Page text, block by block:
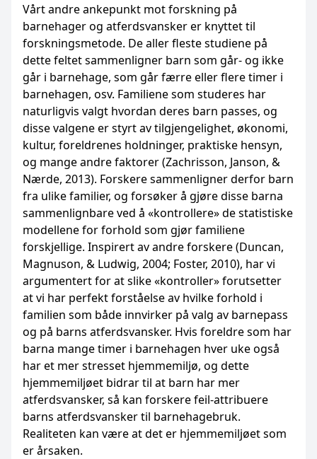
Vårt andre ankepunkt mot forskning på
barnehager og atferdsvansker er knyttet til
forskningsmetode. De aller fleste studiene på
dette feltet sammenligner barn som går- og ikke
går i barnehage, som går færre eller flere timer i
barnehagen, osv. Familiene som studeres har
naturligvis valgt hvordan deres barn passes, og
disse valgene er styrt av tilgjengelighet, økonomi,
kultur, foreldrenes holdninger, praktiske hensyn,
og mange andre faktorer (Zachrisson, Janson, &
Nærde, 2013). Forskere sammenligner derfor barn
fra ulike familier, og forsøker å gjøre disse barna
sammenlignbare ved å «kontrollere» de statistiske
modellene for forhold som gjør familiene
forskjellige. Inspirert av andre forskere (Duncan,
Magnuson, & Ludwig, 2004; Foster, 2010), har vi
argumentert for at slike «kontroller» forutsetter
at vi har perfekt forståelse av hvilke forhold i
familien som både innvirker på valg av barnepass
og på barns atferdsvansker. Hvis foreldre som har
barna mange timer i barnehagen hver uke også
har et mer stresset hjemmemiljø, og dette
hjemmemiljøet bidrar til at barn har mer
atferdsvansker, så kan forskere feil-attribuere
barns atferdsvansker til barnehagebruk.
Realiteten kan være at det er hjemmemiljøet som
er årsaken.